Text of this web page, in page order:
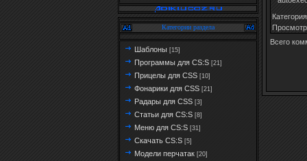
Категории раздела
Шаблоны [15]
Программы для CS:S [21]
Прицелы для CSS [10]
Фонарики для CSS [21]
Радары для CSS [3]
Статьи для CS:S [8]
Меню для CS:S [31]
Скачать CS:S [5]
Модели перчатак [20]
Категория
Всего